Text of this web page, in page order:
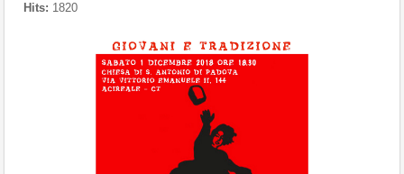
Hits: 1820